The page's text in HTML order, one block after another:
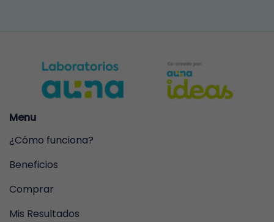
Menu
¿Cómo funciona?
Beneficios
Comprar
Mis Resultados